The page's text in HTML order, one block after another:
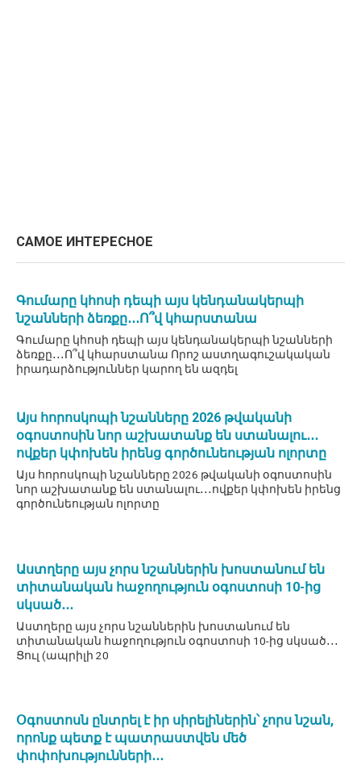
САМОЕ ИНТЕРЕСНОЕ
Գումարը կհոսի դեպի այս կենդանակերպի
նշանների ձեռքը․․․Ո՞վ կհարստանա
Գումարը կհոսի դեպի այս կենդանակերպի նշանների
ձեռքը․․․Ո՞վ կհարստանա Որոշ աստղագուշակական
իրադարձություններ կարող են ազդել
Այս հորոսկոպի նշանները 2026 թվականի
օգոստոսին նոր աշխատանք են ստանալու․․․
ովքեր կփոխեն իրենց գործունեության ոլորտը
Այս հորոսկոպի նշանները 2026 թվականի օգոստոսին
նոր աշխատանք են ստանալու․․․ովքեր կփոխեն իրենց
գործունեության ոլորտը
Աստղերը այս չորս նշաններին խոստանում են
տիտանական հաջողություն օգոստոսի 10-ից
սկսած․․․
Աստղերը այս չորս նշաններին խոստանում են
տիտանական հաջողություն օգոստոսի 10-ից սկսած․․․
Ցուլ (ապրիլի 20
Օգոստոսն ընտրել է իր սիրելիներին՝ չորս նշան,
որոնք պետք է պատրաստվեն մեծ
փոփոխությունների․․․